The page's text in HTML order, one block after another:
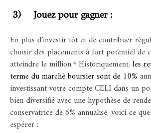
3) Jouez pour gagner :
En plus d’investir tôt et de contribuer
choisir des placements à fort potentiel de
atteindre le million.* Historiquement, les
terme du marché boursier sont de 10%
investissant votre compte CELI dans un
bien diversifié avec une hypothèse de
conservatrice de 6% annualisé, voici ce
espérer :